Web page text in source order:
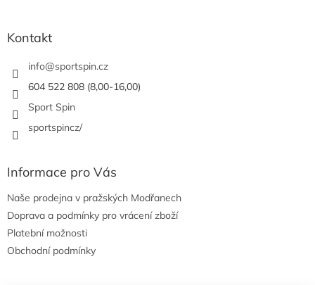
Kontakt
info@sportspin.cz
604 522 808 (8,00-16,00)
Sport Spin
sportspincz/
Informace pro Vás
Naše prodejna v pražských Modřanech
Doprava a podmínky pro vrácení zboží
Platební možnosti
Obchodní podmínky